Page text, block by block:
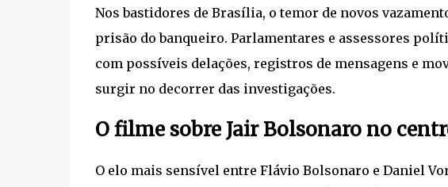
Nos bastidores de Brasília, o temor de novos
prisão do banqueiro. Parlamentares e assessores
com possíveis delações, registros de mensagens e
surgir no decorrer das investigações.
O filme sobre Jair Bolsonaro no
O elo mais sensível entre Flávio Bolsonaro e Daniel